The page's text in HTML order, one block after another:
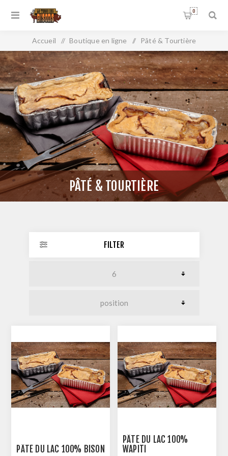
0
Accueil / Boutique en ligne / Pâté & Tourtière
PÂTÉ & TOURTIÈRE
FILTER
PÂTÉ DU LAC 100% BISON
PÂTÉ DU LAC 100%
WAPITI